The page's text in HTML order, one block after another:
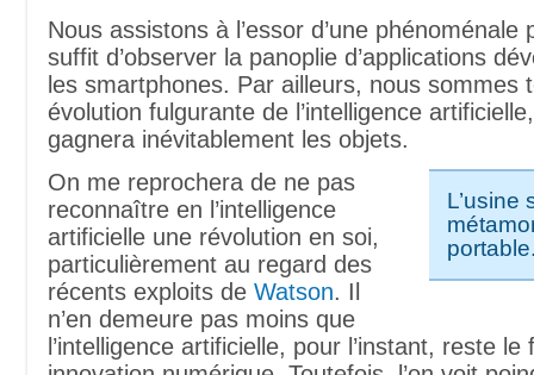
Nous assistons à l’essor d’une phénoménale
suffit d’observer la panoplie d’applications
les smartphones. Par ailleurs, nous sommes
évolution fulgurante de l’intelligence
gagnera inévitablement les objets.
L’usine
On me reprochera de ne pas
reconnaître en l’intelligence
artificielle une révolution en soi,
particulièrement au regard des
récents exploits de Watson. Il
n’en demeure pas moins que
l’intelligence artificielle, pour l’instant, reste le